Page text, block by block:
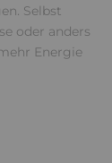
Selbst
oder anders
Energie